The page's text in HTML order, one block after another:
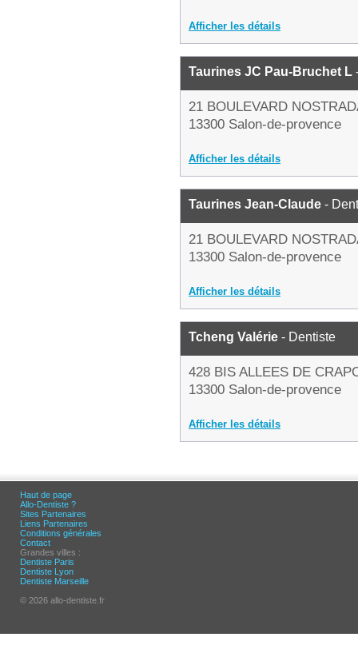
Afficher les détails
Taurines JC Pau-Bruchet L
21 BOULEVARD
13300 Salon-de-provence
Afficher les détails
Taurines Jean-Claude -
21 BOULEVARD
13300 Salon-de-provence
Afficher les détails
Tcheng Valérie - Dentiste
428 BIS ALLEES DE
13300 Salon-de-provence
Afficher les détails
Haut de page
Allo-Dentiste ?
Sites Partenaires
Liens Partenaires
Conditions générales
Contact
Grandes villes :
Dentiste Paris
Dentiste Lyon
Dentiste Marseille
© 2026 allo-dentiste.fr